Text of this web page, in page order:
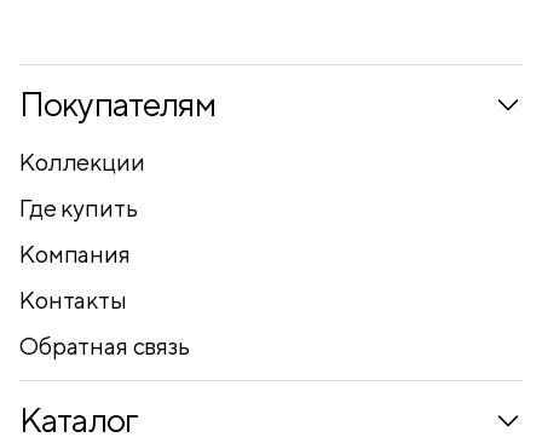
Покупателям
Коллекции
Где купить
Компания
Контакты
Обратная связь
Каталог